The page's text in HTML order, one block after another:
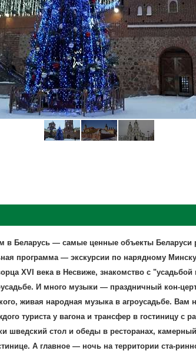
в Беларусь — самые ценные объекты Беларуси
программа — экскурсии по нарядному
XVI века в Несвиже, знакомство с "усадьбой
И много музыки — праздничный кон-
живая народная музыка в агроусадьбе. Вам
туриста у вагона и трансфер в гостиницу с
шведский стол и обеды в ресторанах,
А главное — ночь на территории ста-